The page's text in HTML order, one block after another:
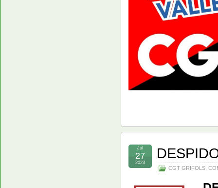
CGT GRIFOLS,
Jul
27
2023